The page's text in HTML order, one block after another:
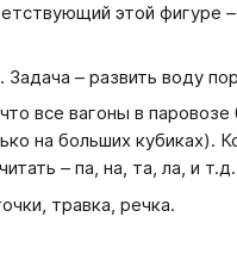
этой фигуре –
– развить воду
все вагоны в паровозе
на больших кубиках).
– па, на, та, ла, и т.д.
травка, речка.